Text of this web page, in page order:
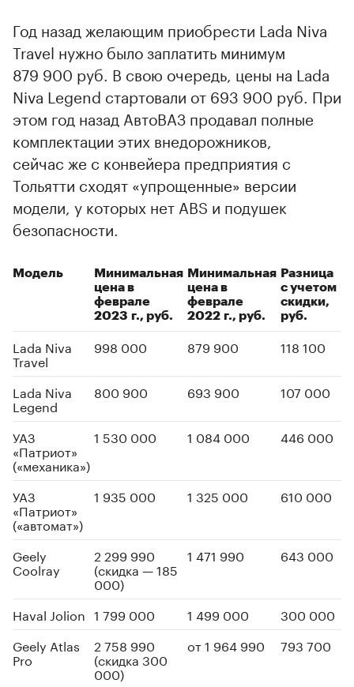
00:00 / 00:00
Год назад желающим приобрести Lada Niva
Travel нужно было заплатить минимум
879 900 руб. В свою очередь, цены на Lada
Niva Legend стартовали от 693 900 руб. При
этом год назад АвтоВАЗ продавал полные
комплектации этих внедорожников,
сейчас же с конвейера предприятия с
Тольятти сходят «упрощенные» версии
модели, у которых нет ABS и подушек
безопасности.
Модель
Минимальная
цена в
феврале
2023 г., руб.
Минимальная
цена в
феврале
2022 г., руб.
Разница
с учетом
скидки,
руб.
Lada Niva
Travel
998 000 879 900 118 100
Lada Niva
Legend
800 900 693 900 107 000
УАЗ
«Патриот»
(«механика»)
1 530 000 1 084 000 446 000
УАЗ
«Патриот»
(«автомат»)
1 935 000 1 325 000 610 000
Geely
Coolray
2 299 990
(скидка — 185
000)
1 471 990 643 000
Haval Jolion 1 799 000 1 499 000
300 000
Geely Atlas
Pro
2 758 990
(скидка 300
000)
от 1 964 990 793 700